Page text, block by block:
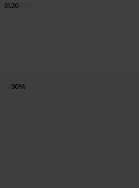
31.20
- 30%